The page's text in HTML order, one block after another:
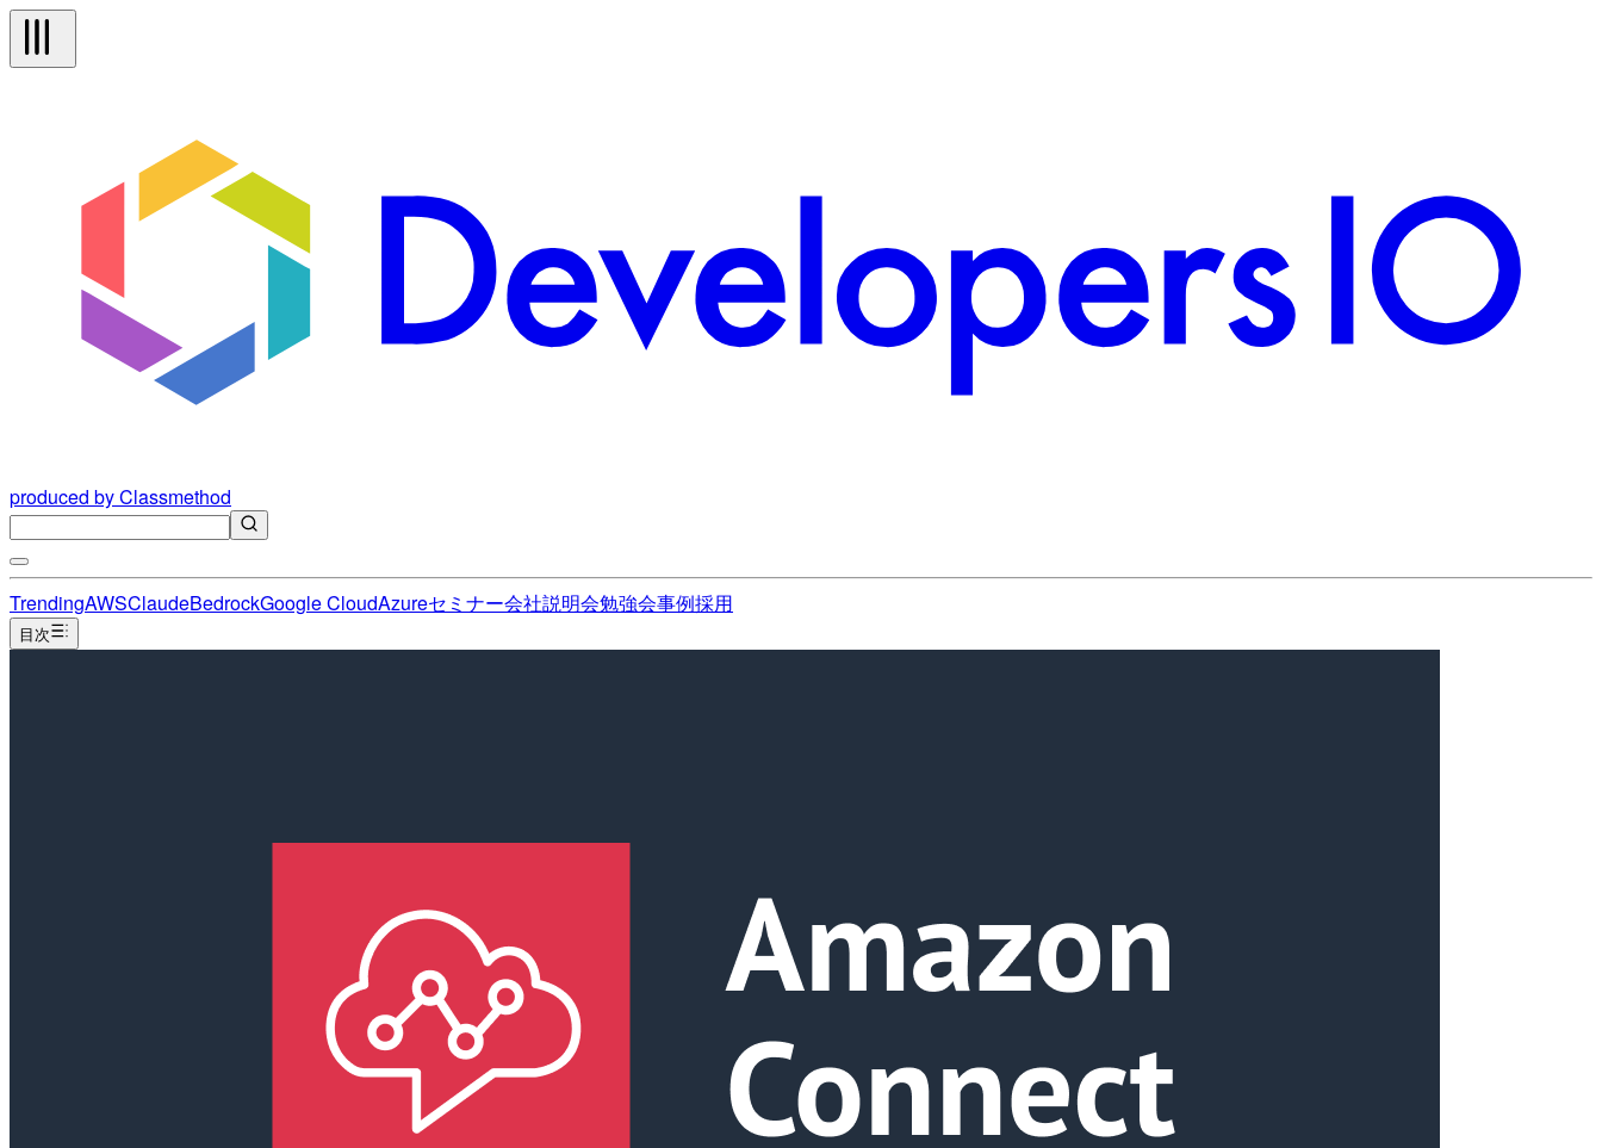
produced by Classmethod
TrendingAWSClaudeBedrockGoogle CloudAzureセミナー会社説明会勉強会事例採用
目次